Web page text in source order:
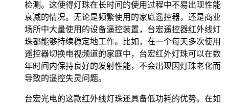
检测。这使得灯珠在长时间的使用过程中不易出现性能
衰减的情况。无论是频繁使用的家庭遥控器，还是商业
场所中大量使用的设备遥控装置，台宏遥控器红外线灯
珠都能够持续稳定地工作。比如，在一个每天多次使用
遥控器切换电视频道的家庭中，台宏红外灯珠可以在数
年时间内保持良好的发射性能，不会出现因灯珠老化而
导致的遥控失灵问题。
台宏光电的这款红外线灯珠还具备低功耗的优势。在如